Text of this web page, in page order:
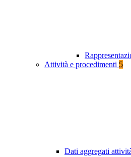
Attività e procedimenti 5
Dati aggregati